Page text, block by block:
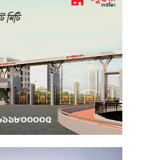
কার্গো পরিবহনে বিঘ্ন ঘটছে
পরিবেশবান্ধব উদ্যোক্তারা
ইউসিবি থেকে পাবেন ২৫ লাখ
টাকা ঋণ